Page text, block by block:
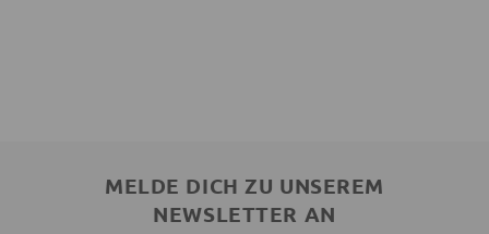
MELDE DICH ZU UNSEREM
NEWSLETTER AN